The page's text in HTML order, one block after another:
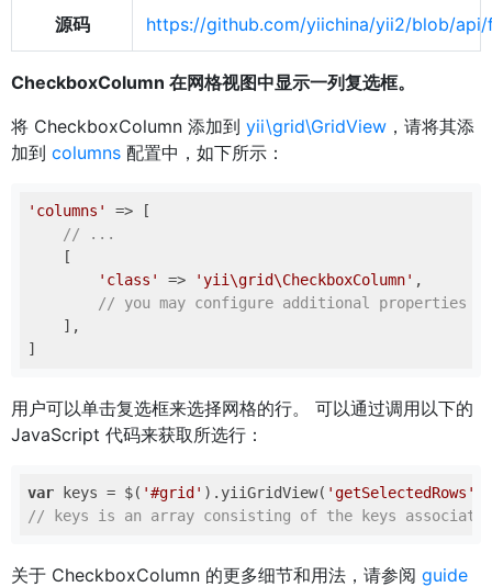
源码 https://github.com/yiichina/yii2/blob/
CheckboxColumn 在网格视图中显示一列复选框。
将 CheckboxColumn 添加到 yii\grid\GridView ，请将其添
加到 columns 配置中，如下所示：
'columns'
=> [
// ...
    [
'class'
=> 'yii\grid\CheckboxColumn' ,
// you may configure additional properties
    ],
用户可以单击复选框来选择网格的行。 可以通过调用以下的
JavaScript 代码来获取所选行：
var keys = $( '#grid' ).yiiGridView( 'getSelectedRows'
// keys is an array consisting of the keys
关于 CheckboxColumn 的更多细节和用法，请参阅 guide